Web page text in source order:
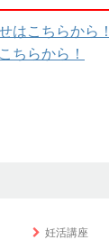
はこちらから！
ちらから！
妊活講座